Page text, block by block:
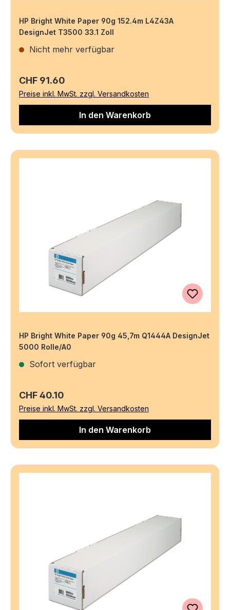
HP Bright White Paper 90g 152.4m L4Z43A
DesignJet T3500 33.1 Zoll
Nicht mehr verfügbar
Regulärer Preis:
CHF 91.60
Preise inkl. MwSt. zzgl. Versandkosten
In den Warenkorb
HP Bright White Paper 90g 45,7m Q1444A DesignJet
5000 Rolle/A0
Sofort verfügbar
Regulärer Preis:
CHF 40.10
Preise inkl. MwSt. zzgl. Versandkosten
In den Warenkorb